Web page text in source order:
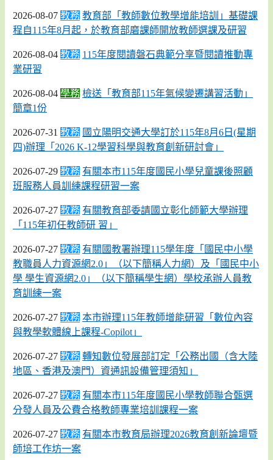
2026-08-07 教務 教育部「教師數位教學增能培訓」基礎課
程自115年8月起，於教育部磨課師開放教師選課及研習
2026-08-04 教務 115年度閱讀磐石典範分享暨閱讀推動專
業研習
2026-08-04 學務 檢送「教育部115年氣候變遷講習活動」
簡章1份
2026-07-31 教務 國立陽明交通大學訂於115年8月6日(星期
四)辦理「2026 K-12學習科學與教育創新研討會」
2026-07-29 教務 有關本市115年度國民小學兒童課後照顧
班服務人員訓練課程研習一案
2026-07-27 教務 有關教育部委請國立彰化師範大學辦理
「115年初任教師研 習」
2026-07-27 教務 有關國教署辦理115學年度「國民中小學
教職員人力資源網2.0」（以下簡稱人力網）及「國民中小
學 學生資源網2.0」（以下簡稱學生網）學校承辦人員教
育訓練一案
2026-07-27 教務 本市辦理115年教師增能研習「數位內容
與教學軟體線上課程-Copilot」
2026-07-27 教務 轉知數位發展部訂定「公務出國（含大陸
地區、香港及澳門）資通訊設備管理須知」
2026-07-27 教務 有關本市115年度國民小學教師聯合甄選
分發人員及公費合格教師專業培訓課程一案
2026-07-27 教務 有關本市教育局辦理2026教育創新論壇暨
師培工作坊一案